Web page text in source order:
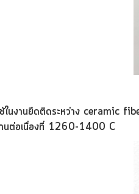
นงานยึดติดระหว่าง ceramic
ต่อเนื่องที่ 1260-1400 C